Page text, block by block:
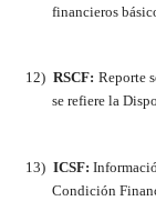
financieros
12) RSCF: Reporte
se refiere la
13) ICSF:
Condición